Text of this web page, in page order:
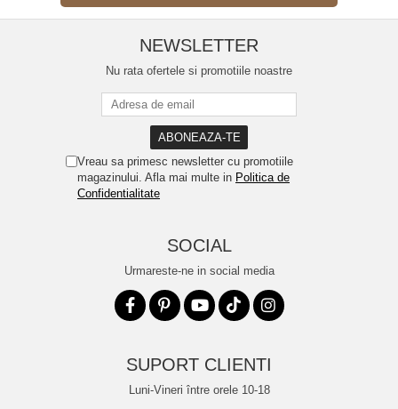
NEWSLETTER
Nu rata ofertele si promotiile noastre
Vreau sa primesc newsletter cu promotiile
magazinului. Afla mai multe in Politica de
Confidentialitate
SOCIAL
Urmareste-ne in social media
SUPORT CLIENTI
Luni-Vineri între orele 10-18